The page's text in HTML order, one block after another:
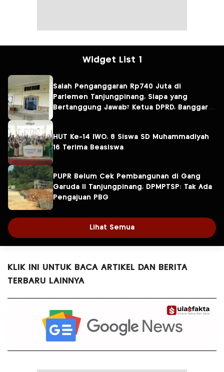
Widget List 1
Salah Penganggaran Rp740 Juta di
Parlemen Tanjungpinang, Siapa yang
Bertanggung Jawab? Ketua DPRD, Banggar
HUT Ke-14 IWO, 8 Siswa SD Muhammadiyah
16 Terima Beasiswa
PUPR Belum Cek Pembangunan di Gang
Garuda II Tanjungpinang, DPMPTSP: Tak Ada
Pengajuan PBG
Lihat Semua
KLIK INI UNTUK BACA ARTIKEL DAN BERITA
TERBARU LAINNYA